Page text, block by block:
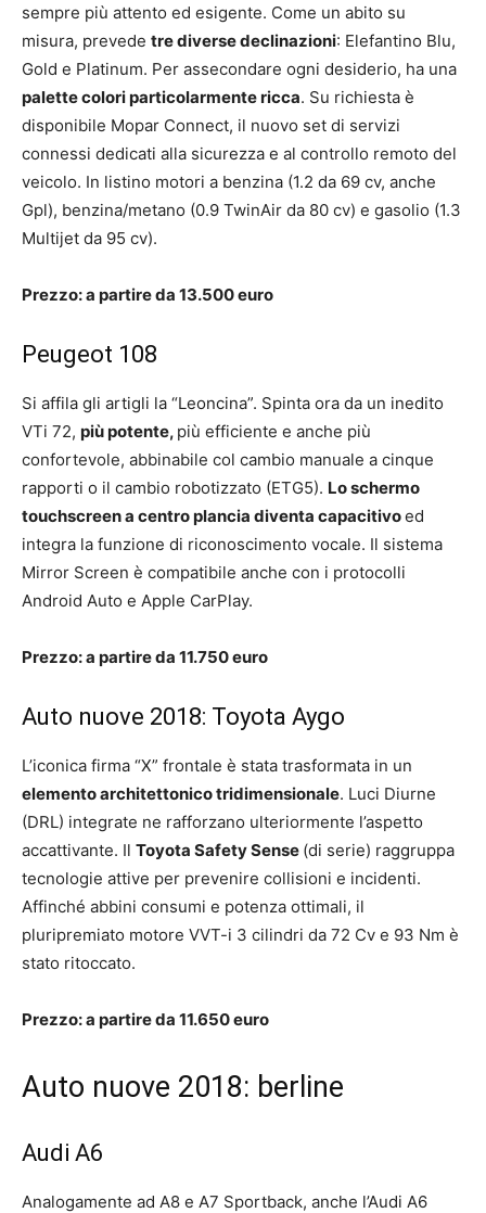
sempre più attento ed esigente. Come un abito su
misura, prevede tre diverse declinazioni: Elefantino Blu,
Gold e Platinum. Per assecondare ogni desiderio, ha una
palette colori particolarmente ricca. Su richiesta è
disponibile Mopar Connect, il nuovo set di servizi
connessi dedicati alla sicurezza e al controllo remoto del
veicolo. In listino motori a benzina (1.2 da 69 cv, anche
Gpl), benzina/metano (0.9 TwinAir da 80 cv) e gasolio (1.3
Multijet da 95 cv).
Prezzo: a partire da 13.500 euro
Peugeot 108
Si affila gli artigli la “Leoncina”. Spinta ora da un inedito
VTi 72, più potente, più efficiente e anche più
confortevole, abbinabile col cambio manuale a cinque
rapporti o il cambio robotizzato (ETG5). Lo schermo
touchscreen a centro plancia diventa capacitivoed
integra la funzione di riconoscimento vocale. Il sistema
Mirror Screen è compatibile anche con i protocolli
Android Auto e Apple CarPlay.
Prezzo: a partire da 11.750 euro
Auto nuove 2018: Toyota Aygo
L’iconica firma “X” frontale è stata trasformata in un
elemento architettonico tridimensionale. Luci Diurne
(DRL) integrate ne rafforzano ulteriormente l’aspetto
accattivante. Il Toyota Safety Sense (di serie) raggruppa
tecnologie attive per prevenire collisioni e incidenti.
Affinché abbini consumi e potenza ottimali, il
pluripremiato motore VVT-i 3 cilindri da 72 Cv e 93 Nm è
stato ritoccato.
Prezzo: a partire da 11.650 euro
Auto nuove 2018: berline
Audi A6
Analogamente ad A8 e A7 Sportback, anche l’Audi A6